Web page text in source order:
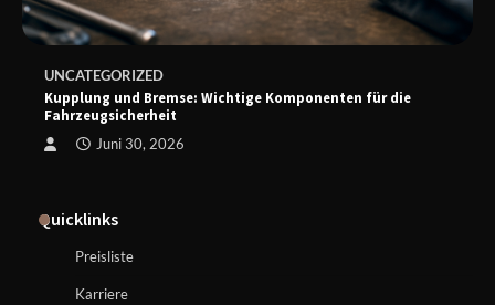
UNCATEGORIZED
Kupplung und Bremse: Wichtige Komponenten für die
Fahrzeugsicherheit
Juni 30, 2026
Quicklinks
Preisliste
Karriere